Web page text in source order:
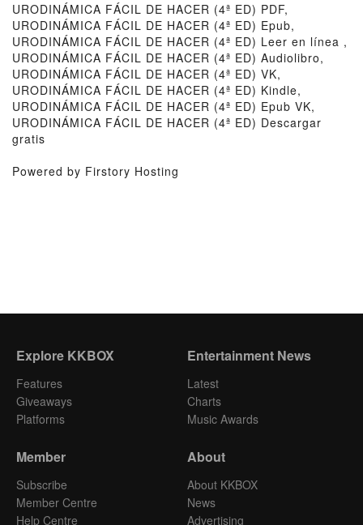
URODINÁMICA FÁCIL DE HACER (4ª ED) PDF,
URODINÁMICA FÁCIL DE HACER (4ª ED) Epub,
URODINÁMICA FÁCIL DE HACER (4ª ED) Leer en línea ,
URODINÁMICA FÁCIL DE HACER (4ª ED) Audiolibro,
URODINÁMICA FÁCIL DE HACER (4ª ED) VK,
URODINÁMICA FÁCIL DE HACER (4ª ED) Kindle,
URODINÁMICA FÁCIL DE HACER (4ª ED) Epub VK,
URODINÁMICA FÁCIL DE HACER (4ª ED) Descargar
gratis
Powered by Firstory Hosting
Explore KKBOX
Features
Giveaways
Platforms
Entertainment News
Latest
Charts
Music Awards
Member
Subscribe
Member Centre
Help Centre
About
About KKBOX
News
Advertising